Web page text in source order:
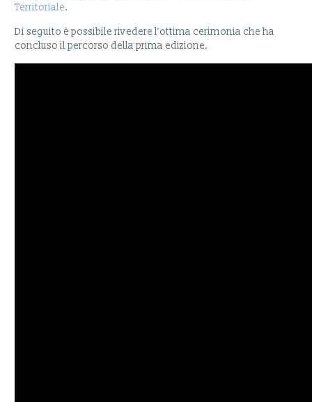
Territoriale.
Di seguito è possibile rivedere l’ottima cerimonia che ha
concluso il percorso della prima edizione.